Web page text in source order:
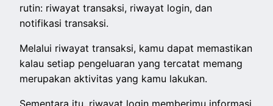
rutin: riwayat transaksi, riwayat login, dan
notifikasi transaksi.
Melalui riwayat transaksi, kamu dapat memastikan
kalau setiap pengeluaran yang tercatat memang
merupakan aktivitas yang kamu lakukan.